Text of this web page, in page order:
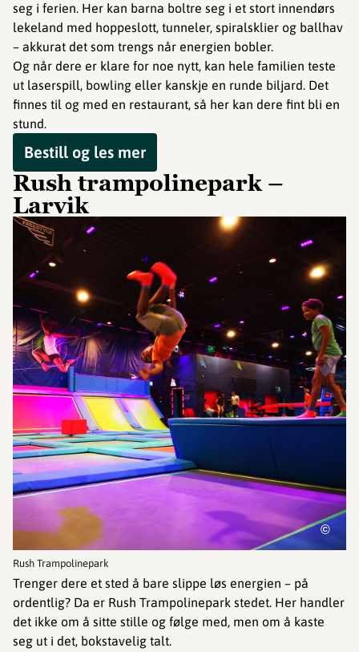
seg i ferien. Her kan barna boltre seg i et stort innendørs
lekeland med hoppeslott, tunneler, spiralsklier og ballhav
– akkurat det som trengs når energien bobler.
Og når dere er klare for noe nytt, kan hele familien teste
ut laserspill, bowling eller kanskje en runde biljard. Det
finnes til og med en restaurant, så her kan dere fint bli en
stund.
Bestill og les mer
Rush trampolinepark –
Larvik
©
Rush Trampolinepark
Trenger dere et sted å bare slippe løs energien – på
ordentlig? Da er Rush Trampolinepark stedet. Her handler
det ikke om å sitte stille og følge med, men om å kaste
seg ut i det, bokstavelig talt.